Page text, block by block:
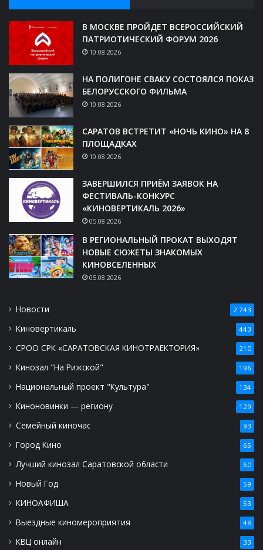
В МОСКВЕ ПРОЙДЕТ ВСЕРОССИЙСКИЙ
ПАТРИОТИЧЕСКИЙ ФОРУМ 2026
10.08.2026
НА ПОЛИГОНЕ СВАКУ СОСТОЯЛСЯ ПОКАЗ
БЕЛОРУССКОГО ФИЛЬМА
10.08.2026
САРАТОВ ВСТРЕТИТ «НОЧЬ КИНО» НА 8
ПЛОЩАДКАХ
10.08.2026
ЗАВЕРШИЛСЯ ПРИЁМ ЗАЯВОК НА
ФЕСТИВАЛЬ-КОНКУРС
«КИНОВЕРТИКАЛЬ 2026»
05.08.2026
В РЕГИОНАЛЬНЫЙ ПРОКАТ ВЫХОДЯТ
НОВЫЕ СЮЖЕТЫ ЗНАКОМЫХ
КИНОВСЕЛЕННЫХ
05.08.2026
Новости 2 743
Киновертикаль 443
СРОО СРК «САРАТОВСКАЯ КИНОТРАЕКТОРИЯ» 210
Кинозал "На Рижской" 196
Национальный проект "Культура" 134
Киноновинки — региону 129
Семейный киночас 93
Город Кино 65
Лучший кинозал Саратовской области 60
Новый Год 59
КИНОАФИША 53
Выездные киномероприятия 48
КВЦ онлайн 33